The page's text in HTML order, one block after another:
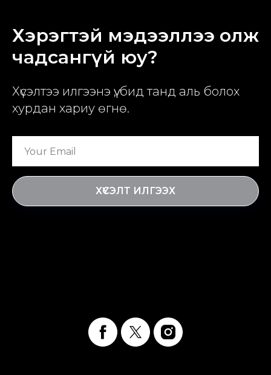
Хэрэгтэй мэдээллээ олж
чадсангүй юу?
Хүсэлтээ илгээнэ үү, бид танд аль болох
хурдан хариу өгнө.
ХҮСЭЛТ ИЛГЭЭХ